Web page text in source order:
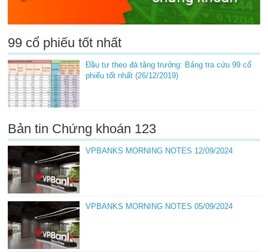
99 cổ phiếu tốt nhất
Đầu tư theo đà tăng trưởng: Bảng tra cứu 99 cổ
phiếu tốt nhất (26/12/2019)
Bản tin Chứng khoán 123
VPBANKS MORNING NOTES 12/09/2024
VPBANKS MORNING NOTES 05/09/2024